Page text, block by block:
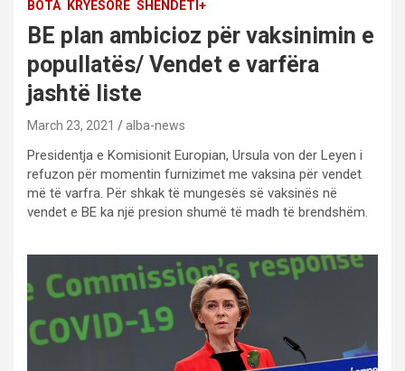
BOTA KRYESORE SHENDETI+
BE plan ambicioz për vaksinimin e
popullatës/ Vendet e varfëra
jashtë liste
March 23, 2021 alba-news
Presidentja e Komisionit Europian, Ursula von der Leyen i
refuzon për momentin furnizimet me vaksina për vendet
më të varfra. Për shkak të mungesës së vaksinës në
vendet e BE ka një presion shumë të madh të brendshëm.